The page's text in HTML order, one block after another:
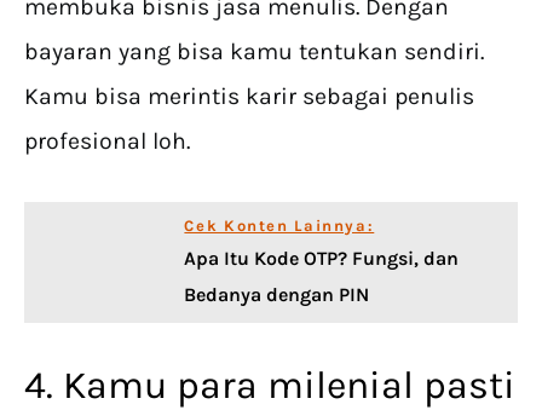
membuka bisnis jasa menulis. Dengan
bayaran yang bisa kamu tentukan sendiri.
Kamu bisa merintis karir sebagai penulis
profesional loh.
Cek Konten Lainnya:
Apa Itu Kode OTP? Fungsi, dan
Bedanya dengan PIN
4. Kamu para milenial pasti